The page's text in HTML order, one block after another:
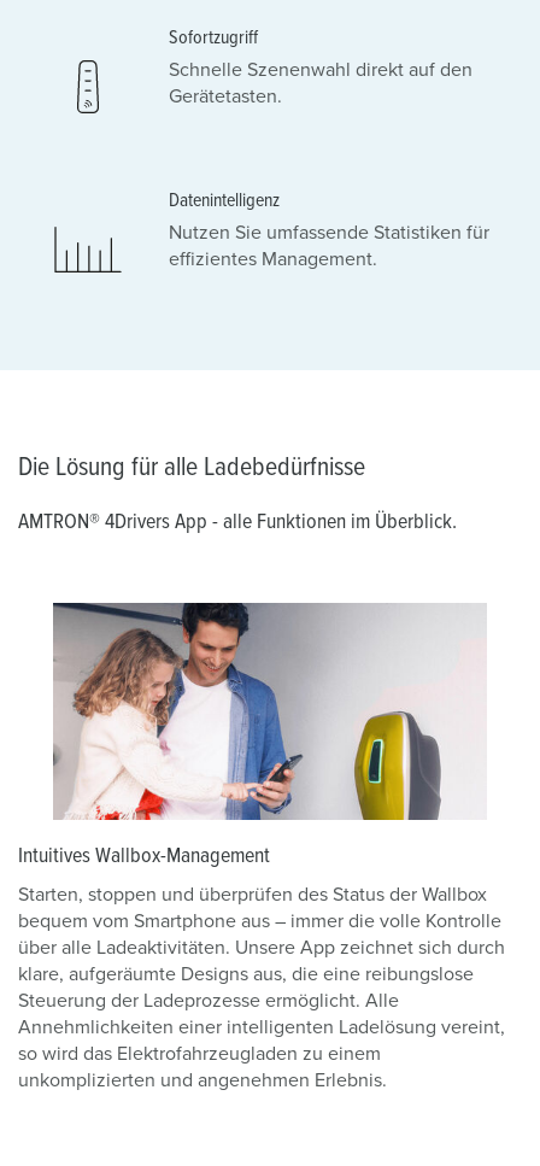
Sofortzugriff
Schnelle Szenenwahl direkt auf den
Gerätetasten.
Datenintelligenz
Nutzen Sie umfassende Statistiken für
effizientes Management.
Die Lösung für alle Ladebedürfnisse
AMTRON® 4Drivers App - alle Funktionen im Überblick.
Intuitives Wallbox-Management
Starten, stoppen und überprüfen des Status der Wallbox
bequem vom Smartphone aus – immer die volle Kontrolle
über alle Ladeaktivitäten. Unsere App zeichnet sich durch
klare, aufgeräumte Designs aus, die eine reibungslose
Steuerung der Ladeprozesse ermöglicht. Alle
Annehmlichkeiten einer intelligenten Ladelösung vereint,
so wird das Elektrofahrzeugladen zu einem
unkomplizierten und angenehmen Erlebnis.